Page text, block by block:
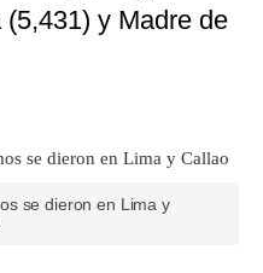
y Madre de
se dieron en Lima y